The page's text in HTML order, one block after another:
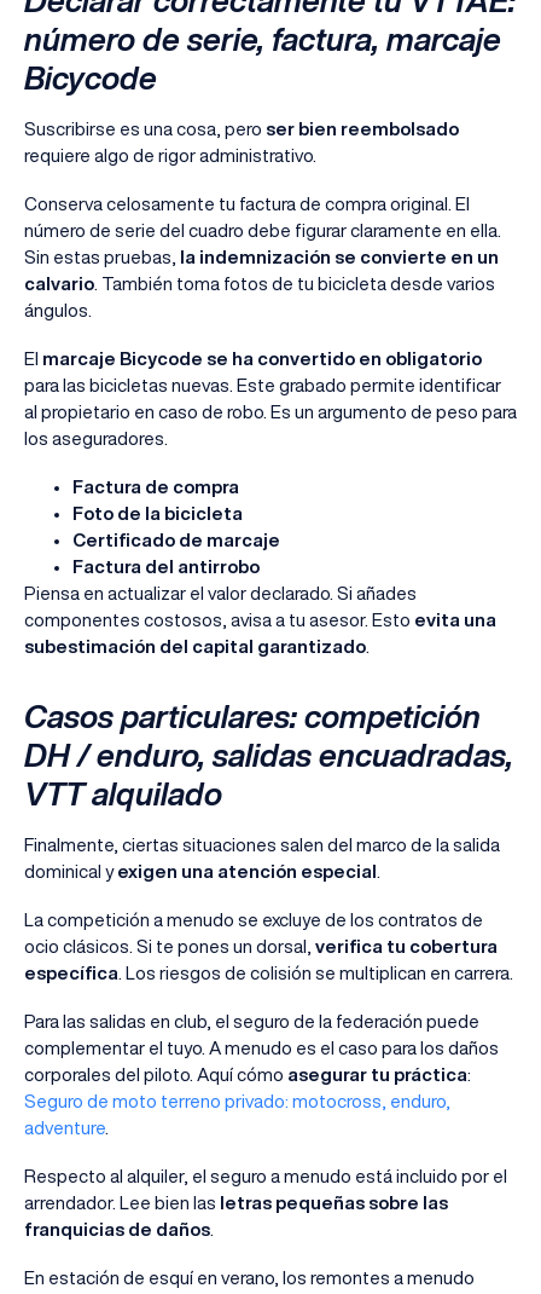
número de serie, factura, marcaje
Bicycode
Suscribirse es una cosa, pero ser bien reembolsado
requiere algo de rigor administrativo.
Conserva celosamente tu factura de compra original. El
número de serie del cuadro debe figurar claramente en ella.
Sin estas pruebas, la indemnización se convierte en un
calvario. También toma fotos de tu bicicleta desde varios
ángulos.
El marcaje Bicycode se ha convertido en obligatorio
para las bicicletas nuevas. Este grabado permite identificar
al propietario en caso de robo. Es un argumento de peso para
los aseguradores.
Factura de compra
Foto de la bicicleta
Certificado de marcaje
Factura del antirrobo
Piensa en actualizar el valor declarado. Si añades
componentes costosos, avisa a tu asesor. Esto evita una
subestimación del capital garantizado.
Casos particulares: competición
DH / enduro, salidas encuadradas,
VTT alquilado
Finalmente, ciertas situaciones salen del marco de la salida
dominical y exigen una atención especial .
La competición a menudo se excluye de los contratos de
ocio clásicos. Si te pones un dorsal, verifica tu cobertura
específica. Los riesgos de colisión se multiplican en carrera.
Para las salidas en club, el seguro de la federación puede
complementar el tuyo. A menudo es el caso para los daños
corporales del piloto. Aquí cómo asegurar tu práctica:
Seguro de moto terreno privado: motocross, enduro,
adventure.
Respecto al alquiler, el seguro a menudo está incluido por el
arrendador. Lee bien las letras pequeñas sobre las
franquicias de daños.
En estación de esquí en verano, los remontes a menudo